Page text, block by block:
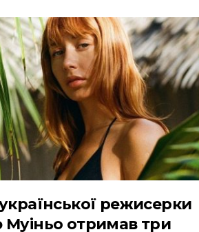
режисерки
Муіньо отримав три